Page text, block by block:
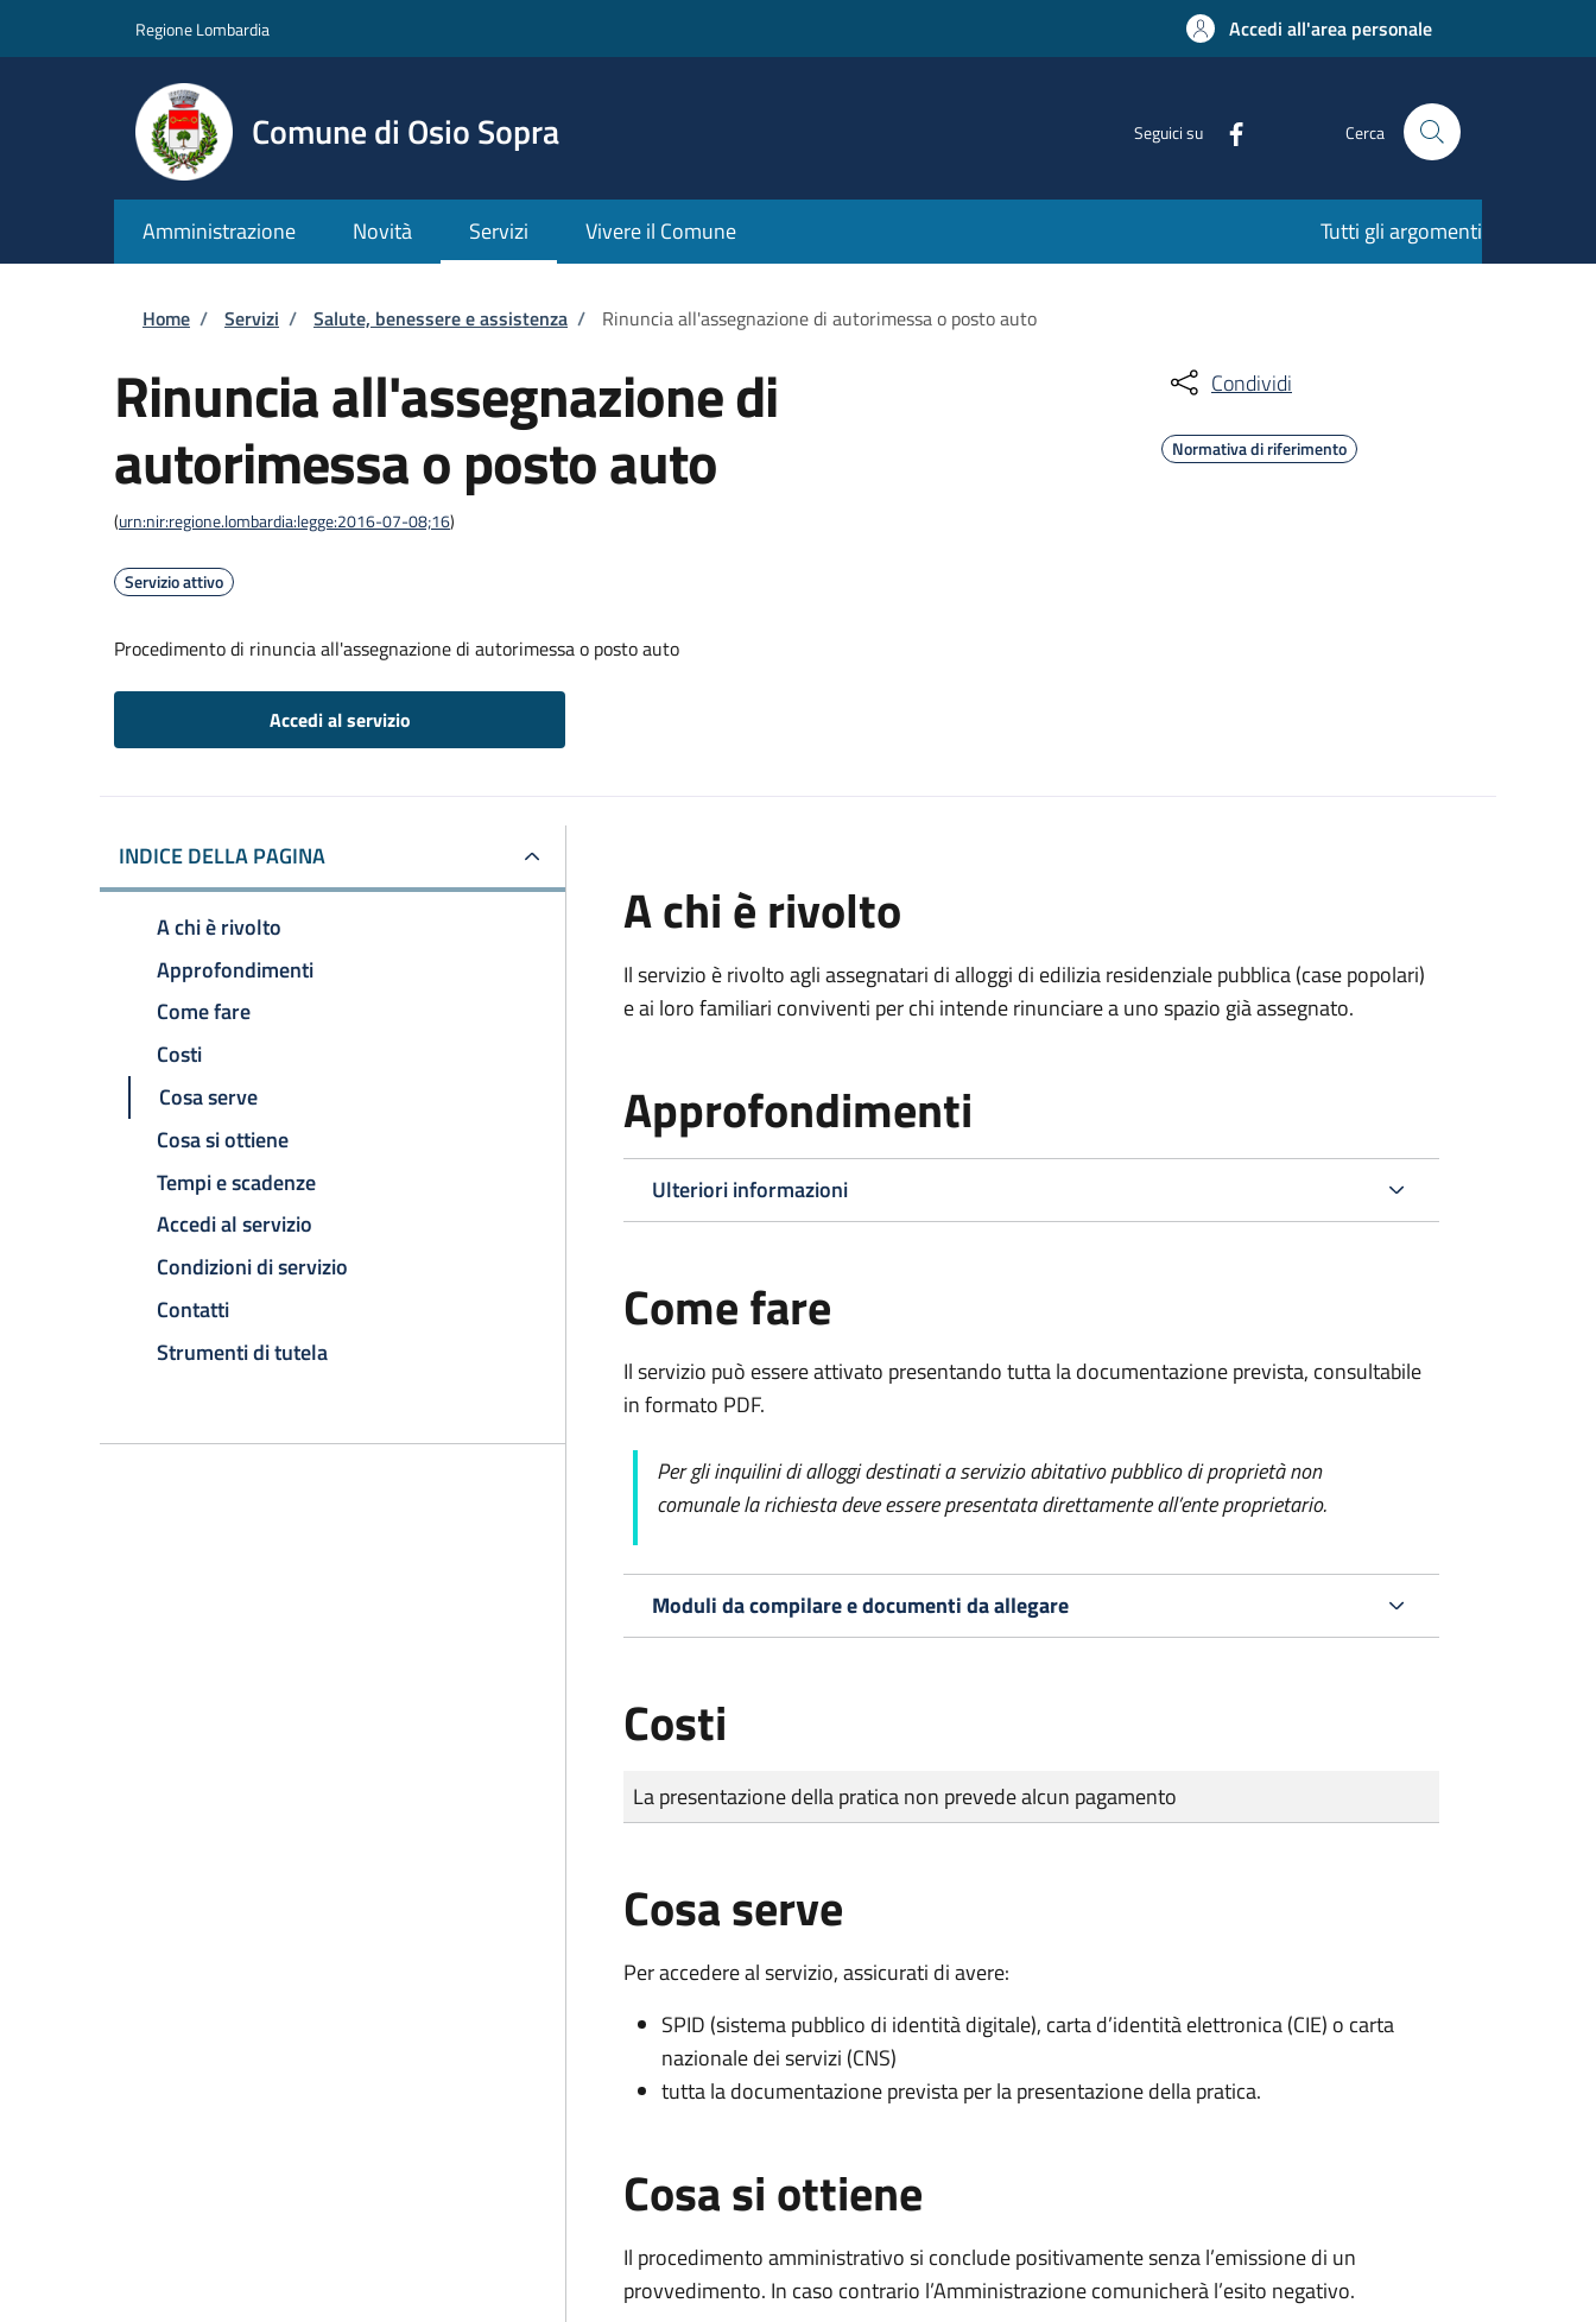
Regione Lombardia Accedi all'area personale
Comune di Osio Sopra Seguici su Cerca
Amministrazione Novità Servizi Vivere il Comune Tutti gli argomenti
Briciole di pane
Home / Servizi / Salute, benessere e assistenza / Rinuncia all'assegnazione di autorimessa o posto auto
Rinuncia all'assegnazione di
autorimessa o posto auto
(urn:nir:regione.lombardia:legge:2016-07-08;16)
Servizio attivo
Procedimento di rinuncia all'assegnazione di autorimessa o posto auto
Accedi al servizio
Condividi
Normativa di riferimento
INDICE DELLA PAGINA
A chi è rivolto
Approfondimenti
Come fare
Costi
Cosa serve
Cosa si ottiene
Tempi e scadenze
Accedi al servizio
Condizioni di servizio
Contatti
Strumenti di tutela
A chi è rivolto
Il servizio è rivolto agli assegnatari di alloggi di edilizia residenziale pubblica (case popolari)
e ai loro familiari conviventi per chi intende rinunciare a uno spazio già assegnato.
Approfondimenti
Ulteriori informazioni
Come fare
Il servizio può essere attivato presentando tutta la documentazione prevista, consultabile
in formato PDF.
Per gli inquilini di alloggi destinati a servizio abitativo pubblico di proprietà non
comunale la richiesta deve essere presentata direttamente all’ente proprietario.
Moduli da compilare e documenti da allegare
Costi
Tipo di pagamento
Importo
La presentazione della pratica non prevede alcun pagamento
Cosa serve
Per accedere al servizio, assicurati di avere:
SPID (sistema pubblico di identità digitale), carta d’identità elettronica (CIE) o carta
nazionale dei servizi (CNS)
tutta la documentazione prevista per la presentazione della pratica.
Cosa si ottiene
Il procedimento amministrativo si conclude positivamente senza l’emissione di un
provvedimento. In caso contrario l’Amministrazione comunicherà l’esito negativo.